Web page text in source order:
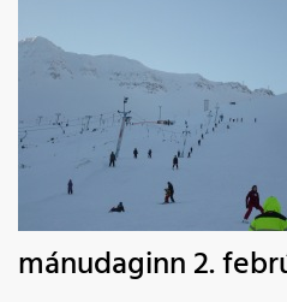
mánudaginn 2.